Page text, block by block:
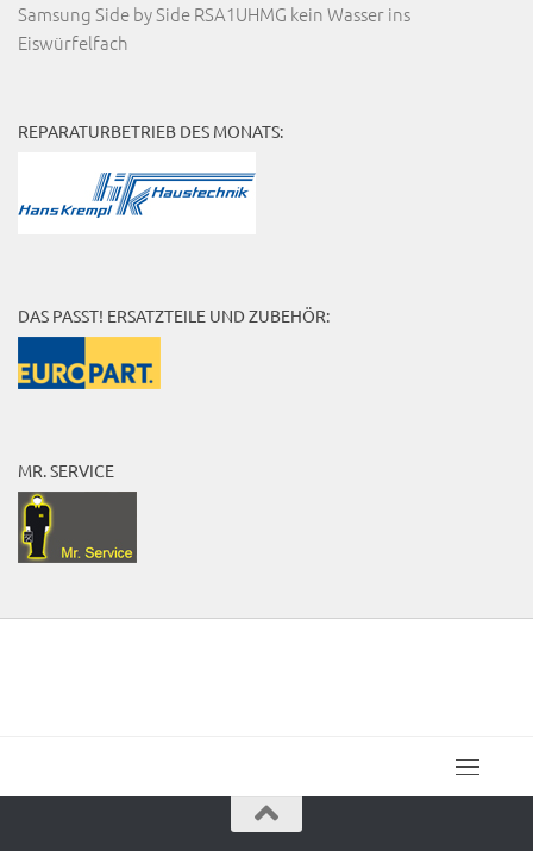
Samsung Side by Side RSA1UHMG kein Wasser ins
Eiswürfelfach
REPARATURBETRIEB DES MONATS:
DAS PASST! ERSATZTEILE UND ZUBEHÖR:
MR. SERVICE